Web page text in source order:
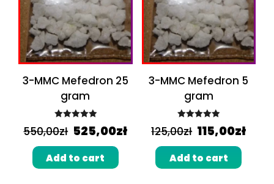
3-MMC Mefedron 25
gram
Rated5.00
550,00zł 525,00zł
Add to cart
3-MMC Mefedron 5
gram
Rated5.00
125,00zł 115,00zł
Add to cart